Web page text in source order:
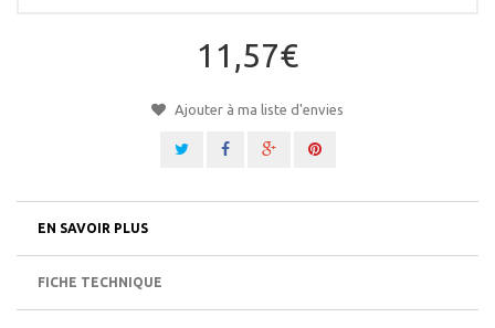
11,57€
Ajouter à ma liste d'envies
EN SAVOIR PLUS
FICHE TECHNIQUE